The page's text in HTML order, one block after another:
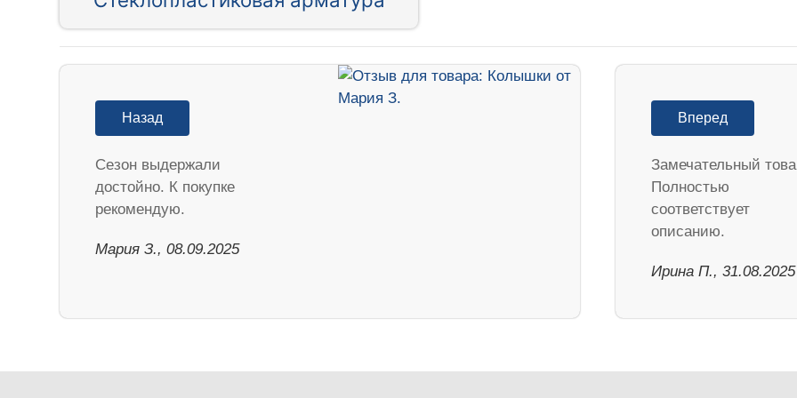
Назад
Cезон выдержали
достойно. К покупке
рекомендую.
Мария З., 08.09.2025
Вперед
Замечательный
Полностью
соответствует
описанию.
Ирина П., 31.08.2025